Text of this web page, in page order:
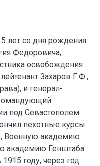
лет со дня рождения
Федоровича,
освобождения
Захаров Г.Ф.,
и генерал-
под Севастополем.
пехотные курсы
Военную академию
академию Генштаба
году, через год